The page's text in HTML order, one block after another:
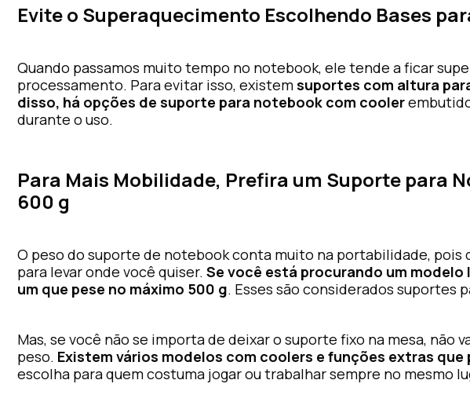
Evite o Superaquecimento Escolhendo Bases
Quando passamos muito tempo no notebook, ele tende a ficar
processamento. Para evitar isso, existemsuportes com altura
disso, há opções de suporte para notebook com cooler
durante o uso.
Para Mais Mobilidade, Prefira um Suporte para
600 g
O peso do suporte de notebook conta muito na portabilidade, pois
para levar onde você quiser. Se você está procurando um
um que pese no máximo 500 g. Esses são considerados suportes
Mas, se você não se importa de deixar o suporte fixo na mesa, não
peso. Existem vários modelos com coolers e funções extras que
escolha para quem costuma jogar ou trabalhar sempre no mesmo